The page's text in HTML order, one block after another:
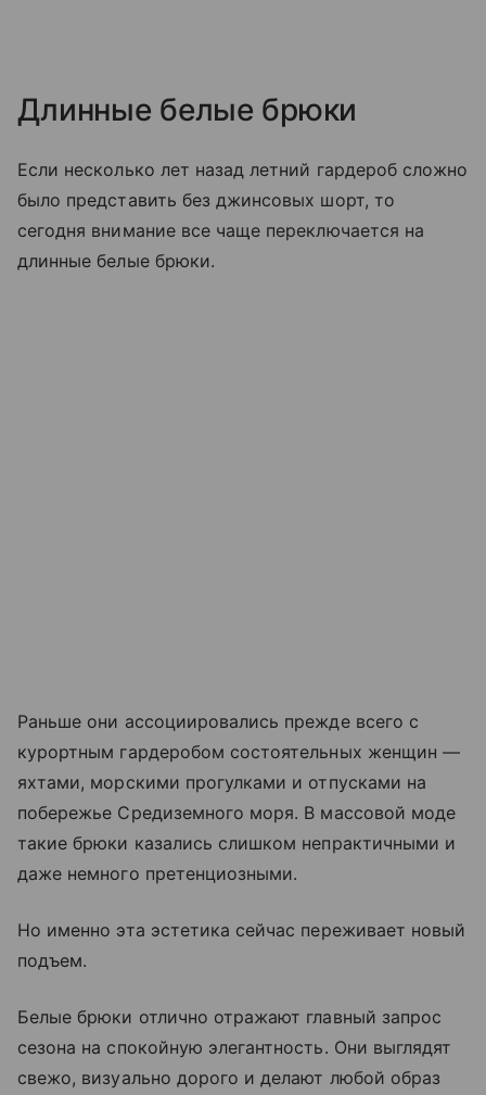
Длинные белые брюки
Если несколько лет назад летний гардероб сложно
было представить без джинсовых шорт, то
сегодня внимание все чаще переключается на
длинные белые брюки.
Раньше они ассоциировались прежде всего с
курортным гардеробом состоятельных женщин —
яхтами, морскими прогулками и отпусками на
побережье Средиземного моря. В массовой моде
такие брюки казались слишком непрактичными и
даже немного претенциозными.
Но именно эта эстетика сейчас переживает новый
подъем.
Белые брюки отлично отражают главный запрос
сезона на спокойную элегантность. Они выглядят
свежо, визуально дорого и делают любой образ